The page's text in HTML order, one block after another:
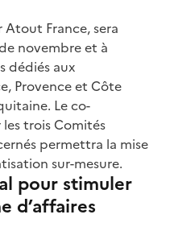
France, sera
novembre et à
dédiés aux
Provence et Côte
Le co-
trois Comités
permettra la mise
sur-mesure.
pour stimuler
d’affaires